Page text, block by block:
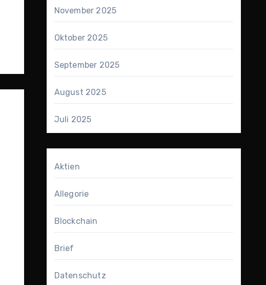
November 2025
Oktober 2025
September 2025
August 2025
Juli 2025
Aktien
Allegorie
Blockchain
Brief
Datenschutz